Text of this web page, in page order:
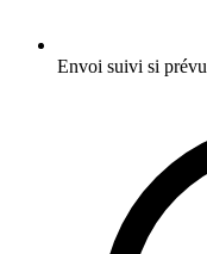
Envoi suivi si prévu